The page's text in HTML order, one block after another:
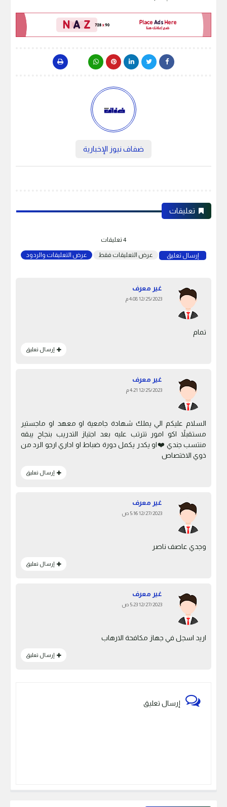
ضفاف نيوز الإخبارية
تعليقات
4 تعليقات
إرسال تعليق عرض التعليقات فقط عرض التعليقات والردود
غير معرف
12/25/2023 4:08 م
تمام
إرسال تعليق
غير معرف
12/25/2023 4:21 م
السلام عليكم الي يملك شهادة جامعية او معهد او ماجستير
مستقبلاً اكو امور تترتب عليه بعد اجتياز التدريب بنجاح يبقه
منتسب جندي ❤️او يكدر يكمل دورة ضباط او اداري ارجو الرد من
ذوي الاختصاص
إرسال تعليق
غير معرف
12/27/2023 5:16 ص
وجدي عاصف ناصر
إرسال تعليق
غير معرف
12/27/2023 5:23 ص
اريد اسجل في جهاز مكافحة الارهاب
إرسال تعليق
إرسال تعليق